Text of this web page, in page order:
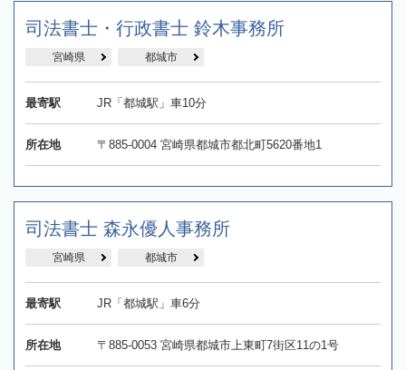
司法書士・行政書士 鈴木事務所
宮崎県 都城市
最寄駅 JR「都城駅」車10分
所在地 〒885-0004 宮崎県都城市都北町5620番地1
司法書士 森永優人事務所
宮崎県 都城市
最寄駅 JR「都城駅」車6分
所在地 〒885-0053 宮崎県都城市上東町7街区11の1号